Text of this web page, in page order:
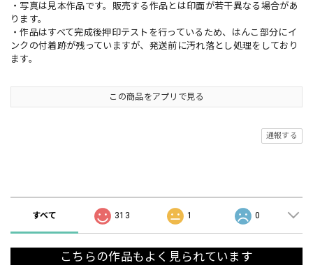
・写真は見本作品です。販売する作品とは印面が若干異なる場合があ
ります。
・作品はすべて完成後押印テストを行っているため、はんこ部分にイ
ンクの付着跡が残っていますが、発送前に汚れ落とし処理をしており
ます。
この商品をアプリで見る
通報する
すべて 313 1 0
こちらの作品もよく見られています